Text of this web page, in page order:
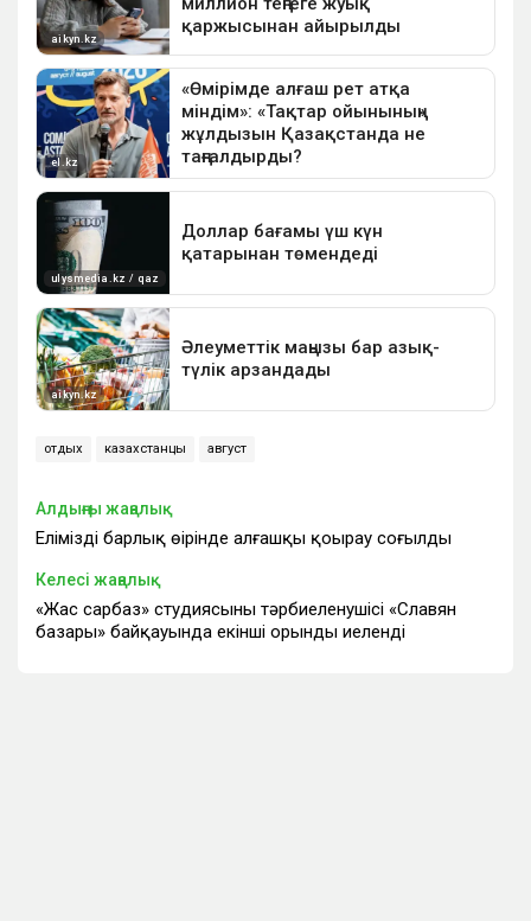
отдых казахстанцы август
Алдыңғы жаңалық
Еліміздің барлық өңірінде алғашқы қоңырау соғылды
Келесі жаңалық
«Жас сарбаз» студиясының тәрбиеленушісі «Славян
базары» байқауында екінші орынды иеленді